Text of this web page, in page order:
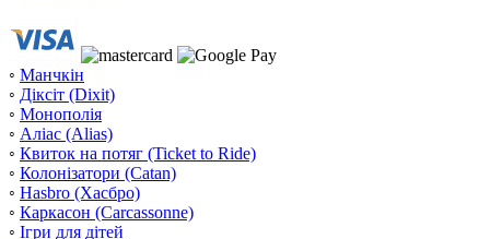
◦ Манчкін
◦ Діксіт (Dixit)
◦ Монополія
◦ Аліас (Alias)
◦ Квиток на потяг (Ticket to Ride)
◦ Колонізатори (Catan)
◦ Hasbro (Хасбро)
◦ Каркасон (Carcassonne)
◦ Ігри для дітей